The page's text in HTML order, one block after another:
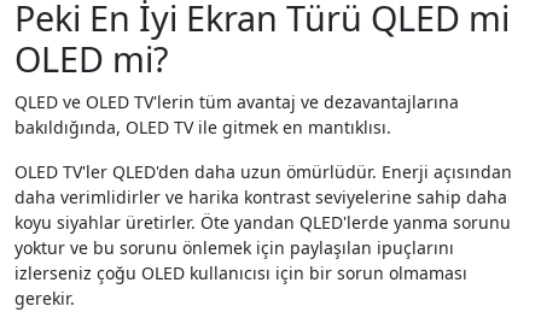
Peki En İyi Ekran Türü QLED mi
OLED mi?
QLED ve OLED TV'lerin tüm avantaj ve dezavantajlarına
bakıldığında, OLED TV ile gitmek en mantıklısı.
OLED TV'ler QLED'den daha uzun ömürlüdür. Enerji açısından
daha verimlidirler ve harika kontrast seviyelerine sahip daha
koyu siyahlar üretirler. Öte yandan QLED'lerde yanma sorunu
yoktur ve bu sorunu önlemek için paylaşılan ipuçlarını
izlerseniz çoğu OLED kullanıcısı için bir sorun olmaması
gerekir.